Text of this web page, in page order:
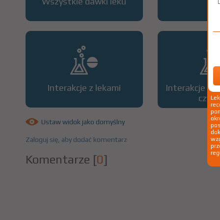
Interakcje z lekami
Interakcje z
Ustaw widok jako domyślny
Zaloguj się, aby dodać komentarz
Komentarze [0]